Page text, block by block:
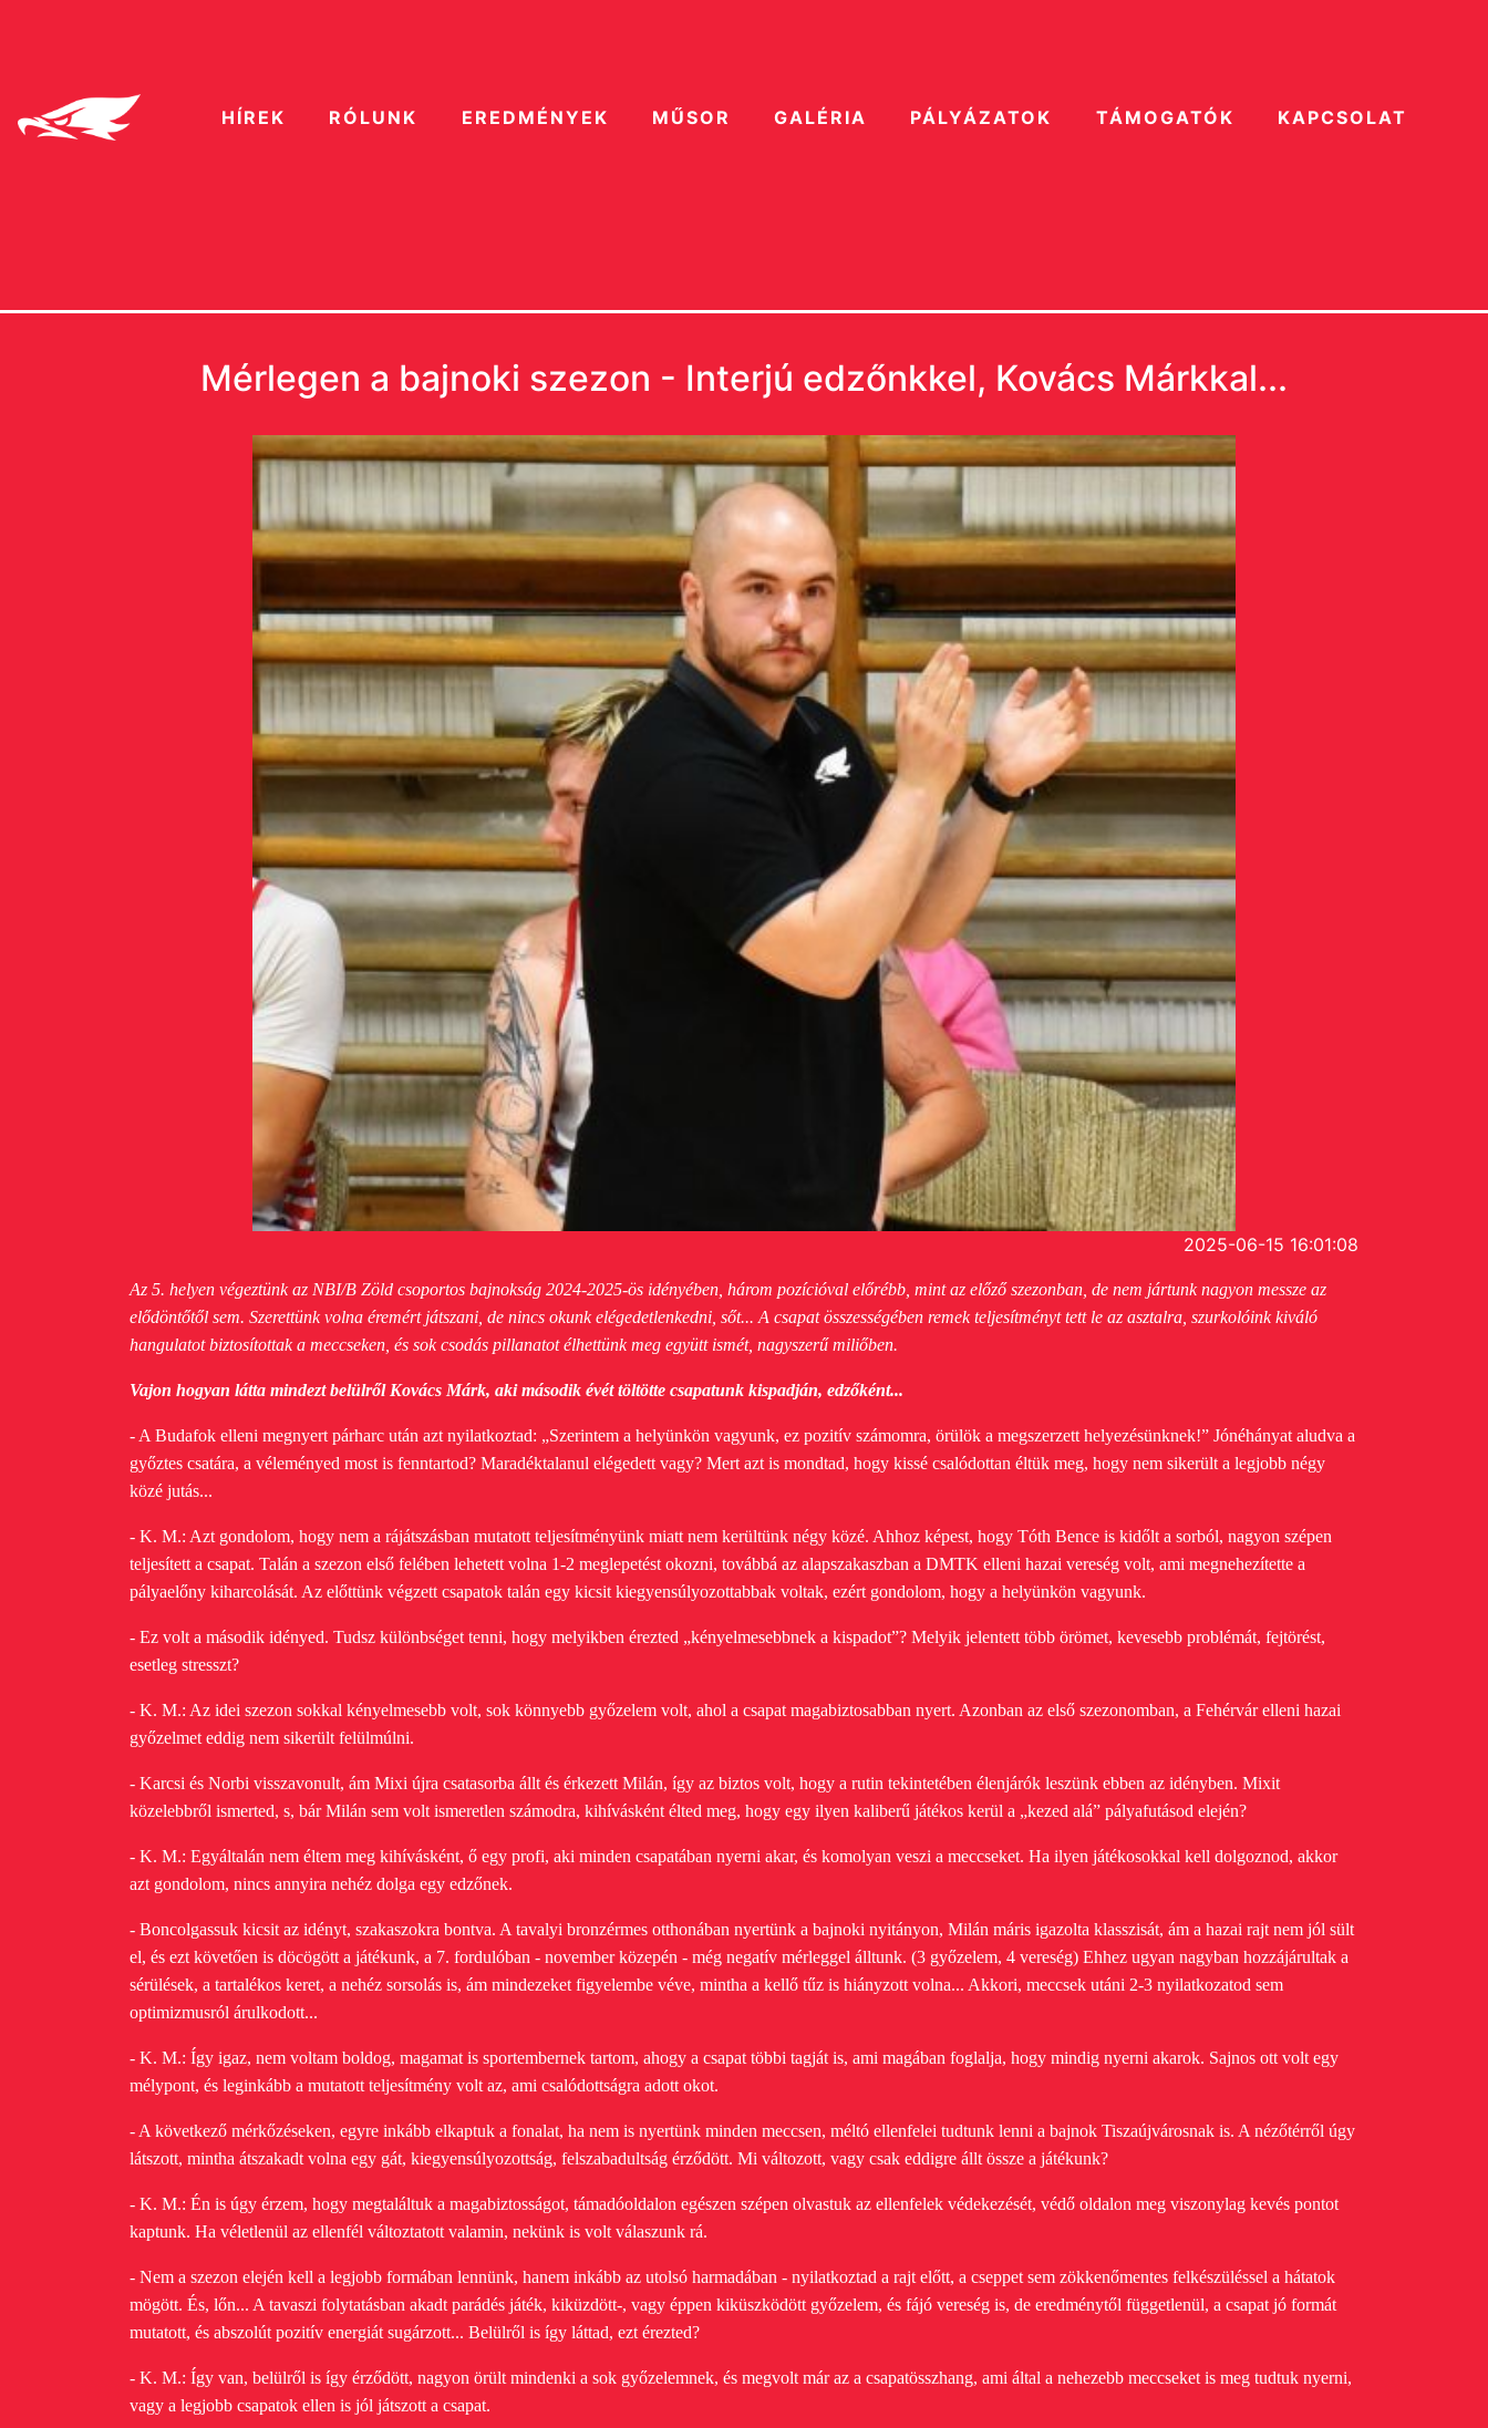
HÍREK RÓLUNK EREDMÉNYEK MŰSOR GALÉRIA PÁLYÁZATOK TÁMOGATÓK KAPCSOLAT
Mérlegen a bajnoki szezon - Interjú edzőnkkel, Kovács Márkkal...
2025-06-15 16:01:08
Az 5. helyen végeztünk az NBI/B Zöld csoportos bajnokság 2024-2025-ös idényében, három pozícióval előrébb, mint az előző szezonban, de nem jártunk nagyon messze az
elődöntőtől sem. Szerettünk volna éremért játszani, de nincs okunk elégedetlenkedni, sőt... A csapat összességében remek teljesítményt tett le az asztalra, szurkolóink kiváló
hangulatot biztosítottak a meccseken, és sok csodás pillanatot élhettünk meg együtt ismét, nagyszerű miliőben.
Vajon hogyan látta mindezt belülről Kovács Márk, aki második évét töltötte csapatunk kispadján, edzőként...
- A Budafok elleni megnyert párharc után azt nyilatkoztad: „Szerintem a helyünkön vagyunk, ez pozitív számomra, örülök a megszerzett helyezésünknek!” Jónéhányat aludva a
győztes csatára, a véleményed most is fenntartod? Maradéktalanul elégedett vagy? Mert azt is mondtad, hogy kissé csalódottan éltük meg, hogy nem sikerült a legjobb négy
közé jutás...
- K. M.: Azt gondolom, hogy nem a rájátszásban mutatott teljesítményünk miatt nem kerültünk négy közé. Ahhoz képest, hogy Tóth Bence is kidőlt a sorból, nagyon szépen
teljesített a csapat. Talán a szezon első felében lehetett volna 1-2 meglepetést okozni, továbbá az alapszakaszban a DMTK elleni hazai vereség volt, ami megnehezítette a
pályaelőny kiharcolását. Az előttünk végzett csapatok talán egy kicsit kiegyensúlyozottabbak voltak, ezért gondolom, hogy a helyünkön vagyunk.
- Ez volt a második idényed. Tudsz különbséget tenni, hogy melyikben érezted „kényelmesebbnek a kispadot”? Melyik jelentett több örömet, kevesebb problémát, fejtörést,
esetleg stresszt?
- K. M.: Az idei szezon sokkal kényelmesebb volt, sok könnyebb győzelem volt, ahol a csapat magabiztosabban nyert. Azonban az első szezonomban, a Fehérvár elleni hazai
győzelmet eddig nem sikerült felülmúlni.
- Karcsi és Norbi visszavonult, ám Mixi újra csatasorba állt és érkezett Milán, így az biztos volt, hogy a rutin tekintetében élenjárók leszünk ebben az idényben. Mixit
közelebbről ismerted, s, bár Milán sem volt ismeretlen számodra, kihívásként élted meg, hogy egy ilyen kaliberű játékos kerül a „kezed alá” pályafutásod elején?
- K. M.: Egyáltalán nem éltem meg kihívásként, ő egy profi, aki minden csapatában nyerni akar, és komolyan veszi a meccseket. Ha ilyen játékosokkal kell dolgoznod, akkor
azt gondolom, nincs annyira nehéz dolga egy edzőnek.
- Boncolgassuk kicsit az idényt, szakaszokra bontva. A tavalyi bronzérmes otthonában nyertünk a bajnoki nyitányon, Milán máris igazolta klasszisát, ám a hazai rajt nem jól sült
el, és ezt követően is döcögött a játékunk, a 7. fordulóban - november közepén - még negatív mérleggel álltunk. (3 győzelem, 4 vereség) Ehhez ugyan nagyban hozzájárultak a
sérülések, a tartalékos keret, a nehéz sorsolás is, ám mindezeket figyelembe véve, mintha a kellő tűz is hiányzott volna... Akkori, meccsek utáni 2-3 nyilatkozatod sem
optimizmusról árulkodott...
- K. M.: Így igaz, nem voltam boldog, magamat is sportembernek tartom, ahogy a csapat többi tagját is, ami magában foglalja, hogy mindig nyerni akarok. Sajnos ott volt egy
mélypont, és leginkább a mutatott teljesítmény volt az, ami csalódottságra adott okot.
- A következő mérkőzéseken, egyre inkább elkaptuk a fonalat, ha nem is nyertünk minden meccsen, méltó ellenfelei tudtunk lenni a bajnok Tiszaújvárosnak is. A nézőtérről úgy
látszott, mintha átszakadt volna egy gát, kiegyensúlyozottság, felszabadultság érződött. Mi változott, vagy csak eddigre állt össze a játékunk?
- K. M.: Én is úgy érzem, hogy megtaláltuk a magabiztosságot, támadóoldalon egészen szépen olvastuk az ellenfelek védekezését, védő oldalon meg viszonylag kevés pontot
kaptunk. Ha véletlenül az ellenfél változtatott valamin, nekünk is volt válaszunk rá.
- Nem a szezon elején kell a legjobb formában lennünk, hanem inkább az utolsó harmadában - nyilatkoztad a rajt előtt, a cseppet sem zökkenőmentes felkészüléssel a hátatok
mögött. És, lőn... A tavaszi folytatásban akadt parádés játék, kiküzdött-, vagy éppen kiküszködött győzelem, és fájó vereség is, de eredménytől függetlenül, a csapat jó formát
mutatott, és abszolút pozitív energiát sugárzott... Belülről is így láttad, ezt érezted?
- K. M.: Így van, belülről is így érződött, nagyon örült mindenki a sok győzelemnek, és megvolt már az a csapatösszhang, ami által a nehezebb meccseket is meg tudtuk nyerni,
vagy a legjobb csapatok ellen is jól játszott a csapat.